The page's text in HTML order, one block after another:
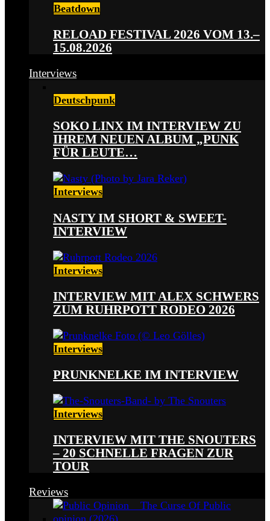
Beatdown
RELOAD FESTIVAL 2026 VOM 13.–
15.08.2026
Interviews
Deutschpunk
SOKO LINX IM INTERVIEW ZU
IHREM NEUEN ALBUM „PUNK
FÜR LEUTE…
Interviews
NASTY IM SHORT & SWEET-
INTERVIEW
Interviews
INTERVIEW MIT ALEX SCHWERS
ZUM RUHRPOTT RODEO 2026
Interviews
PRUNKNELKE IM INTERVIEW
Interviews
INTERVIEW MIT THE SNOUTERS
– 20 SCHNELLE FRAGEN ZUR
TOUR
Reviews